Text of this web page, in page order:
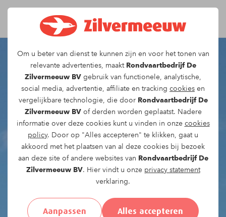
Om u beter van dienst te kunnen zijn en voor het tonen van
relevante advertenties, maakt Rondvaartbedrijf De
Zilvermeeuw BV gebruik van functionele, analytische,
social media, advertentie, affiliate en tracking cookies en
vergelijkbare technologie, die door Rondvaartbedrijf De
Zilvermeeuw BVof derden worden geplaatst. Nadere
informatie over deze cookies kunt u vinden in onze cookies
policy. Door op "Alles accepteren" te klikken, gaat u
akkoord met het plaatsen van al deze cookies bij bezoek
aan deze site of andere websites van Rondvaartbedrijf De
Zilvermeeuw BV. Hier vindt u onze privacy statement
verklaring.
Aanpassen Alles accepteren